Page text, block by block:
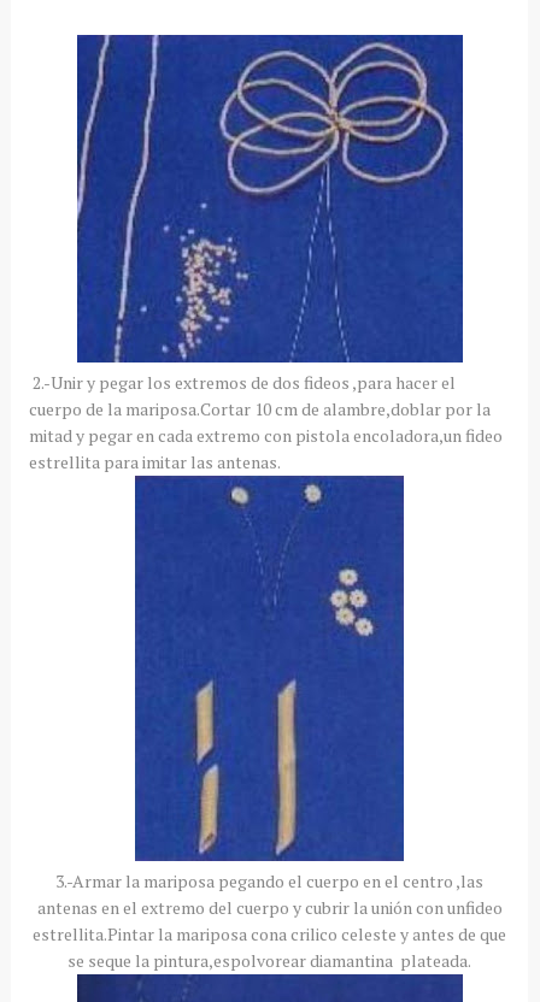
2.-Unir y pegar los extremos de dos fideos ,para hacer el
cuerpo de la mariposa.Cortar 10 cm de alambre,doblar por la
mitad y pegar en cada extremo con pistola encoladora,un fideo
estrellita para imitar las antenas.
3.-Armar la mariposa pegando el cuerpo en el centro ,las
antenas en el extremo del cuerpo y cubrir la unión con unfideo
estrellita.Pintar la mariposa cona crilico celeste y antes de que
se seque la pintura,espolvorear diamantina plateada.